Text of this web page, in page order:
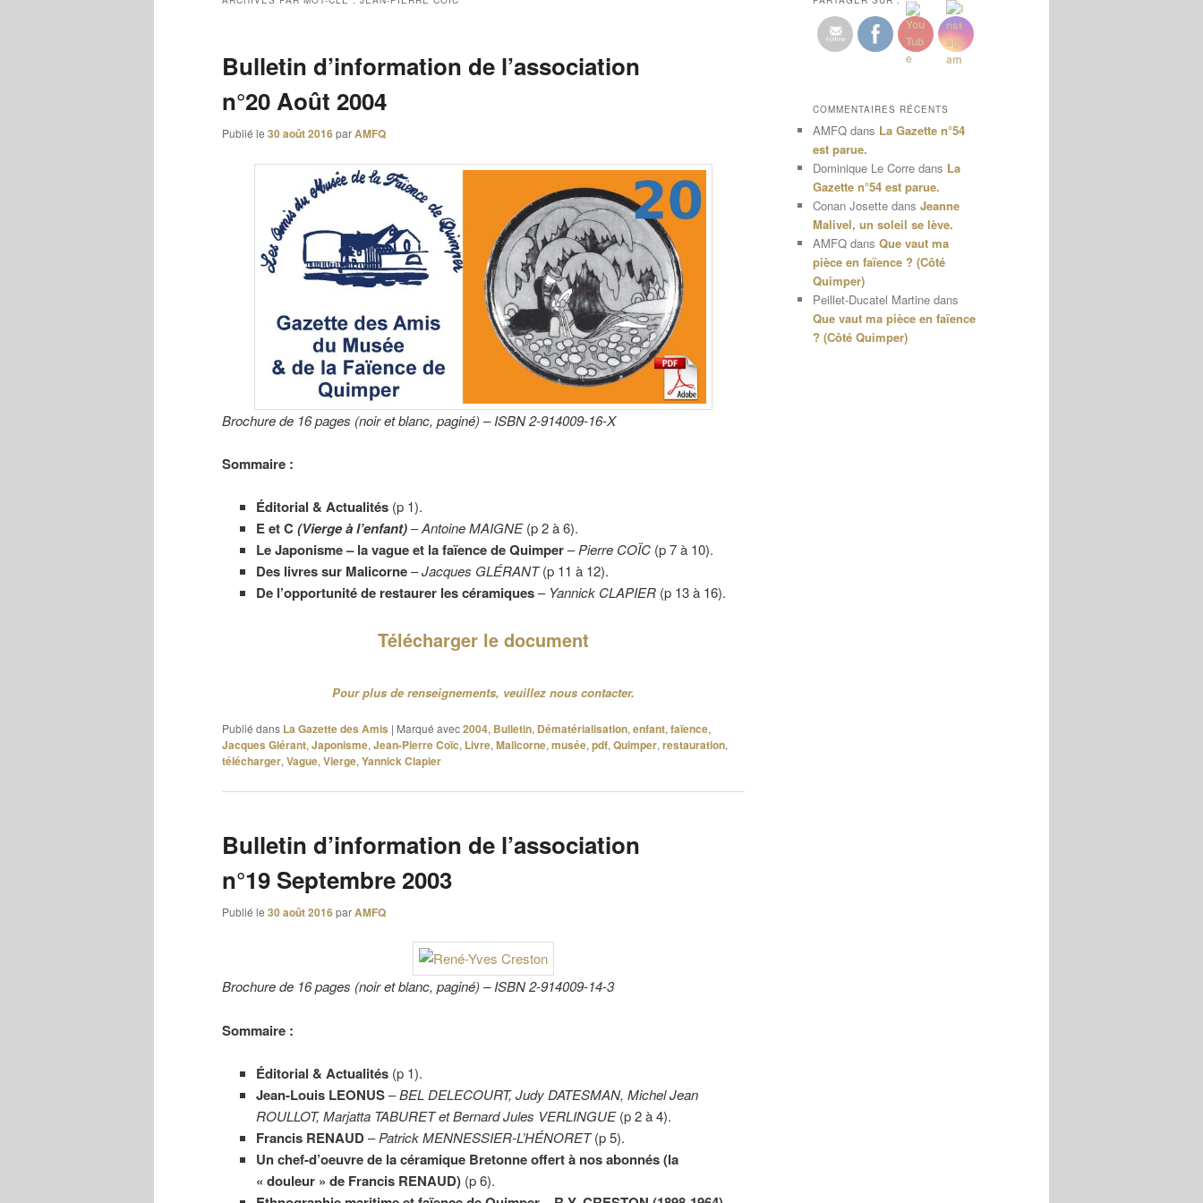
Bulletin d’information de l’association
n°20 Août 2004
Publié le 30 août 2016parAMFQ
Brochure de 16 pages (noir et blanc, paginé) – ISBN 2-914009-16-X
Sommaire :
Éditorial & Actualités(p 1).
E et C(Vierge à l’enfant) –Antoine MAIGNE(p 2 à 6).
Le Japonisme – la vague et la faïence de Quimper–Pierre COÏC(p 7 à 10).
Des livres sur Malicorne–Jacques GLÉRANT(p 11 à 12).
De l’opportunité de restaurer les céramiques– Yannick CLAPIER(p 13 à 16).
Télécharger le document
Pour plus de renseignements, veuillez nous contacter.
Publié dans La Gazette des Amis | Marqué avec2004, Bulletin, Dématérialisation, enfant, faïence,
Jacques Glérant, Japonisme, Jean-Pierre Coïc, Livre, Malicorne, musée, pdf, Quimper, restauration,
télécharger, Vague, Vierge, Yannick Clapier
Bulletin d’information de l’association
n°19 Septembre 2003
Publié le 30 août 2016parAMFQ
Brochure de 16 pages (noir et blanc, paginé) – ISBN 2-914009-14-3
Sommaire :
Éditorial & Actualités(p 1).
Jean-Louis LEONUS–BEL DELECOURT, Judy DATESMAN, Michel Jean
ROULLOT, Marjatta TABURET et Bernard Jules VERLINGUE(p 2 à 4).
Francis RENAUD–Patrick MENNESSIER-L’HÉNORET(p 5).
Un chef-d’oeuvre de la céramique Bretonne offert à nos abonnés (la
« douleur » de Francis RENAUD) (p 6).
COMMENTAIRES RÉCENTS
AMFQ dans La Gazette n°54
est parue.
Dominique Le Corre dans La
Gazette n°54 est parue.
Conan Josette dans Jeanne
Malivel, un soleil se lève.
AMFQ dans Que vaut ma
pièce en faïence ? (Côté
Quimper)
Peillet-Ducatel Martine dans
Que vaut ma pièce en faïence
? (Côté Quimper)